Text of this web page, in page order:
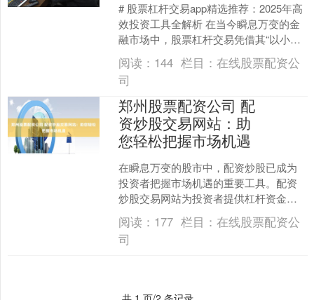
# 股票杠杆交易app精选推荐：2025年高
效投资工具全解析 在当今瞬息万变的金
融市场中，股票杠杆交易凭借其“以小博
大”的特性，吸引了众多寻求超额收益的
投资者。....
阅读： 144 栏目：在线股票配资公
司
郑州股票配资公司 配
资炒股交易网站：助
您轻松把握市场机遇
在瞬息万变的股市中，配资炒股已成为
投资者把握市场机遇的重要工具。配资
炒股交易网站为投资者提供杠杆资金，
放大投资收益，助力他们实现财富增
值。 1. 股票交易盈利：....
阅读： 177 栏目：在线股票配资公
司